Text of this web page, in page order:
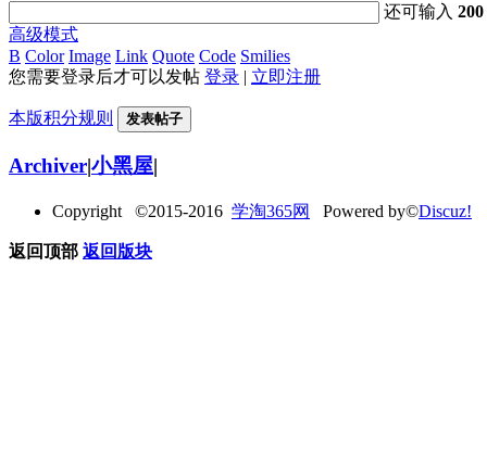
还可输入200
高级模式
B Color Image Link Quote Code Smilies
您需要登录后才可以发帖 登录 | 立即注册
本版积分规则 发表帖子
Archiver|小黑屋|
Copyright ©2015-2016 学淘365网 Powered by©Discuz!
返回顶部 返回版块